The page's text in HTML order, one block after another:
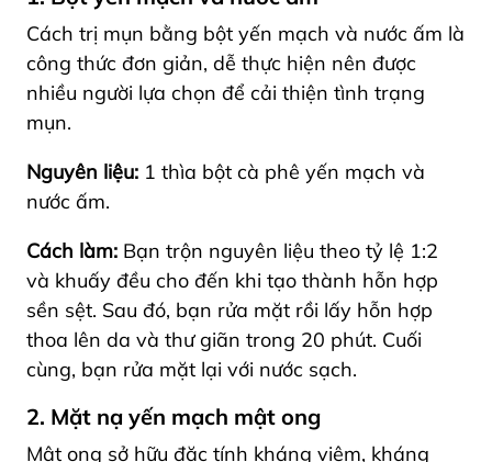
Cách trị mụn bằng bột yến mạch và nước ấm là
công thức đơn giản, dễ thực hiện nên được
nhiều người lựa chọn để cải thiện tình trạng
mụn.
Nguyên liệu: 1 thìa bột cà phê yến mạch và
nước ấm.
Cách làm: Bạn trộn nguyên liệu theo tỷ lệ 1:2
và khuấy đều cho đến khi tạo thành hỗn hợp
sền sệt. Sau đó, bạn rửa mặt rồi lấy hỗn hợp
thoa lên da và thư giãn trong 20 phút. Cuối
cùng, bạn rửa mặt lại với nước sạch.
2. Mặt nạ yến mạch mật ong
Mật ong sở hữu đặc tính kháng viêm, kháng